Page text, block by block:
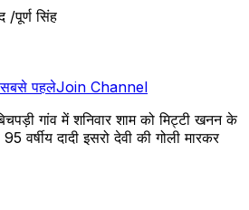
/पूर्ण सिंह
पहलेJoin Channel
गांव में शनिवार शाम को मिट्टी खनन के
वर्षीय दादी इसरो देवी की गोली मारकर